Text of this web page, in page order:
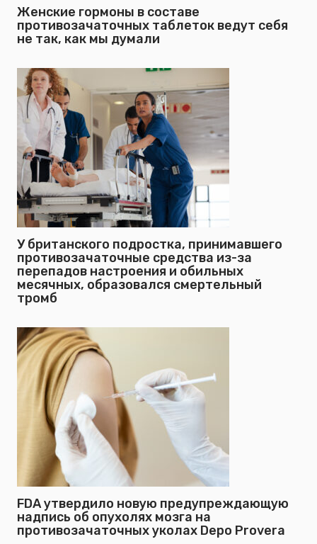
Женские гормоны в составе
противозачаточных таблеток ведут себя
не так, как мы думали
У британского подростка, принимавшего
противозачаточные средства из-за
перепадов настроения и обильных
месячных, образовался смертельный
тромб
FDA утвердило новую предупреждающую
надпись об опухолях мозга на
противозачаточных уколах Depo Provera